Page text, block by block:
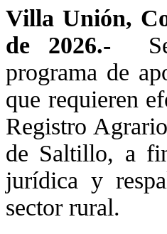
Villa Unión,
de 2026.-
programa de
que requieren
Registro
de Saltillo, a
jurídica y
sector rural.